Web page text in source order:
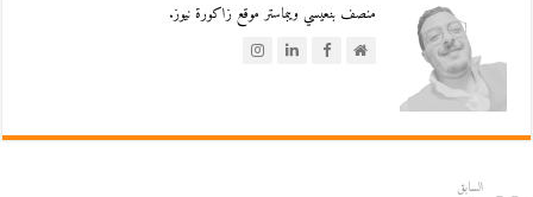
منصف بنعيسي ويبماستر موقع زاكورة نيوز.
السابق